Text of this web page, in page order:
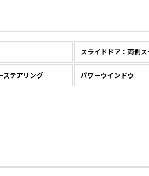
スライドドア：両側
ステアリング パワーウインドウ